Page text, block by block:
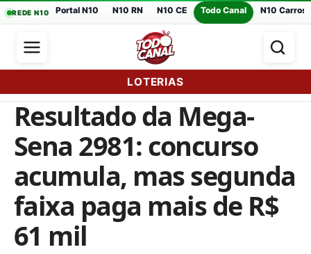
REDE N10 Portal N10 N10 RN N10 CE Todo Canal N10 Carros
LOTERIAS
Resultado da Mega-
Sena 2981: concurso
acumula, mas segunda
faixa paga mais de R$
61 mil